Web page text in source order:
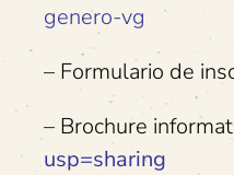
genero-vg
– Formulario de
– Brochure
usp=sharing